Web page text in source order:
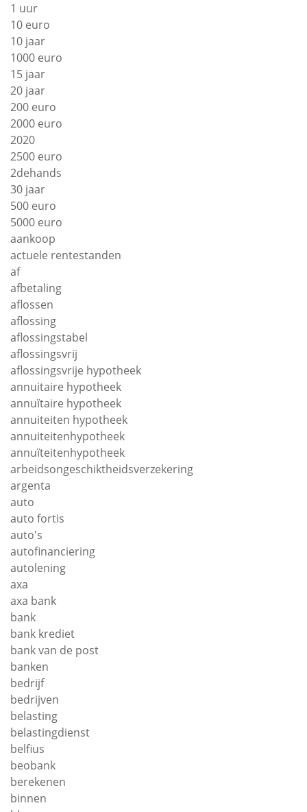
1 uur
10 euro
10 jaar
1000 euro
15 jaar
20 jaar
200 euro
2000 euro
2020
2500 euro
2dehands
30 jaar
500 euro
5000 euro
aankoop
actuele rentestanden
af
afbetaling
aflossen
aflossing
aflossingstabel
aflossingsvrij
aflossingsvrije hypotheek
annuitaire hypotheek
annuïtaire hypotheek
annuiteiten hypotheek
annuiteitenhypotheek
annuïteitenhypotheek
arbeidsongeschiktheidsverzekering
argenta
auto
auto fortis
auto's
autofinanciering
autolening
axa
axa bank
bank
bank krediet
bank van de post
banken
bedrijf
bedrijven
belasting
belastingdienst
belfius
beobank
berekenen
binnen